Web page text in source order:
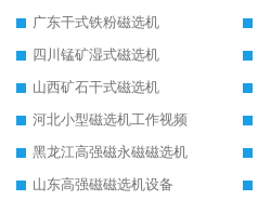
广东干式铁粉磁选机
四川锰矿湿式磁选机
山西矿石干式磁选机
河北小型磁选机工作视频
黑龙江高强磁永磁磁选机
山东高强磁磁选机设备